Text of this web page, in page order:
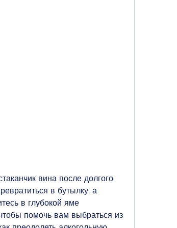
вина после долгого
в бутылку, а
в глубокой яме
помочь вам выбраться из